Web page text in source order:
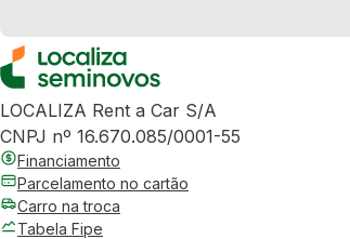
LOCALIZA Rent a Car S/A
CNPJ nº 16.670.085/0001-55
Financiamento
Parcelamento no cartão
Carro na troca
Tabela Fipe